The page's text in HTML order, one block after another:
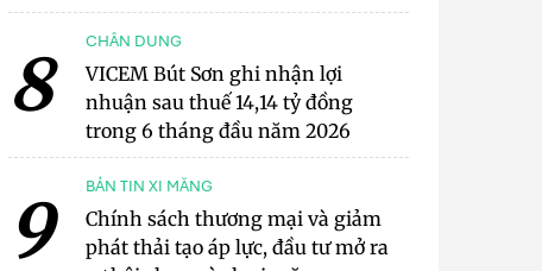
8 CHÂN DUNG
VICEM Bút Sơn ghi nhận lợi
nhuận sau thuế 14,14 tỷ đồng
trong 6 tháng đầu năm 2026
9 BẢN TIN XI MĂNG
Chính sách thương mại và giảm
phát thải tạo áp lực, đầu tư mở ra